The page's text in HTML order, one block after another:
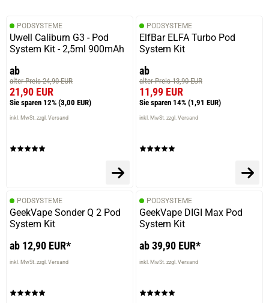
PODSYSTEME
Uwell Caliburn G3 - Pod
System Kit - 2,5ml 900mAh
ab
alter Preis 24,90 EUR
21,90 EUR
Sie sparen 12% (3,00 EUR)
inkl. MwSt. zzgl. Versand
PODSYSTEME
ElfBar ELFA Turbo Pod
System Kit
ab
alter Preis 13,90 EUR
11,99 EUR
Sie sparen 14% (1,91 EUR)
inkl. MwSt. zzgl. Versand
PODSYSTEME
GeekVape Sonder Q 2 Pod
System Kit
ab 12,90 EUR*
inkl. MwSt. zzgl. Versand
PODSYSTEME
GeekVape DIGI Max Pod
System Kit
ab 39,90 EUR*
inkl. MwSt. zzgl. Versand